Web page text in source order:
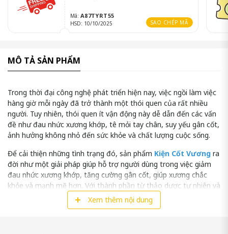
Mã: A87TYRT55
HSD: 10/10/2025 SAO CHÉP MÃ
MÔ TẢ SẢN PHẨM
Trong thời đại công nghệ phát triển hiện nay, việc ngồi làm việc
hàng giờ mỗi ngày đã trở thành một thói quen của rất nhiều
người. Tuy nhiên, thói quen ít vận động này dễ dẫn đến các vấn
đề như đau nhức xương khớp, tê mỏi tay chân, suy yếu gân cốt,
ảnh hưởng không nhỏ đến sức khỏe và chất lượng cuộc sống.
Để cải thiện những tình trạng đó, sản phẩm Kiện Cốt Vương ra
đời như một giải pháp giúp hỗ trợ người dùng trong việc giảm
đau nhức xương khớp, tăng cường gân cốt, giúp xương chắc
khỏe và mạnh mẽ hơn. Với thành phần từ thảo dược tự nhiên và
quy trình sản xuất đạt chuẩn, Kiện Cốt Vương phù hợp cho
nhiều đối tượng, từ người trung niên đến người lao động nặng,
Xem thêm nội dung